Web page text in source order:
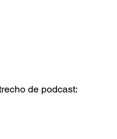
de podcast: